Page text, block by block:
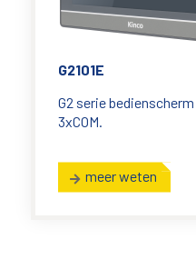
G2101E
G2 serie
3xCOM.
meer weten